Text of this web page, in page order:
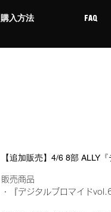
購入方法 FAQ
【追加販売】4/6 8部 ALLY
販売商品
・『デジタルブロマイド